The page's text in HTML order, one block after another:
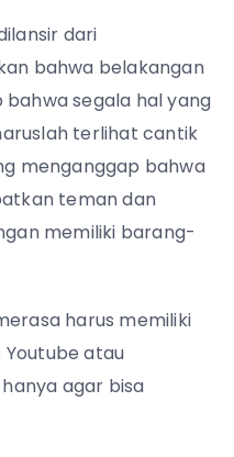
dari
bahwa belakangan
segala hal yang
terlihat cantik
menganggap bahwa
teman dan
memiliki barang-
harus memiliki
atau
agar bisa